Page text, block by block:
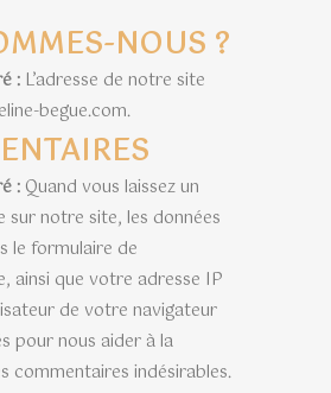
NOUS ?
: L’adresse de notre site
begue.com.
: Quand vous laissez un
sur notre site, les données
le formulaire de
ainsi que votre adresse IP
de votre navigateur
pour nous aider à la
commentaires indésirables.